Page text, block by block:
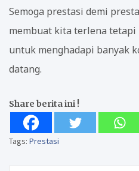
Semoga prestasi demi
membuat kita terlena
untuk menghadapi banyak
datang.
Share berita ini !
Tags: Prestasi